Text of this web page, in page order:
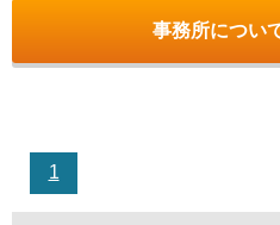
事務所につい
1